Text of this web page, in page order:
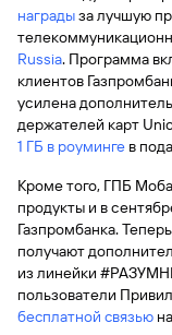
специальные
предложения
Газпром
Бонус
«Плюс»
Информация
для
держателей
карт
карта-стикер
полезно
Часто
задаваемые
вопросы
Калькулятор
Быстрый
поиск
по
сайту
Отчет о
кредитной
истории
Кредитный
помощник
Быстрый
поиск
по
сайту
Вклады
Открыть
брокерский
счет
Брокерское
обслуживание
продукты
доверительного
управления
Налоговый
вычет
Отчет о
кредитной
истории
Станьте
партнером
Быстрый
поиск
по
сайту
Вклады
Кредитный
рейтинг
Отчет о
кредитной
Станьте
партнером
Партнерам
Информация
Gazprom
Pay
Интернет-
банк
Мобильное
приложение
GPB-
Trade
Отделения
банка
Банкоматы
инкассация
с Moniron
Онлайн-
касса 3 в 1 с
эквайрингом
быть
полезно
115-ФЗ
для
малого
бизнеса
сервисы
«Копии
документов»
и «Справки»
Быстрый
по
сайту
Вклады
Курсы
оплата
таможенных
платежей
Быстрый
поиск
сайту
Вклады
по
сайту
Вклады
сайту
Вклады
наградыза лучшую
Russia. Программа
клиентов
усилена
держателей карт
1 ГБ в роуминге в
Кроме того, ГПБ
продукты и в
Газпромбанка.
получают
из линейки
пользователи
бесплатной связью